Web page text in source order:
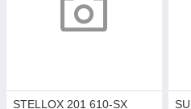
STELLOX 201 610-SX